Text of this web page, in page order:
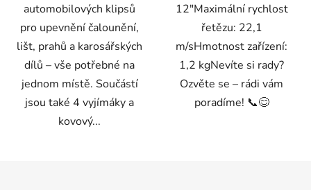
automobilových klipsů
pro upevnění čalounění,
lišt, prahů a karosářských
dílů – vše potřebné na
jednom místě. Součástí
jsou také 4 vyjímáky a
kovový...
12"Maximální rychlost
řetězu: 22,1
m/sHmotnost zařízení:
1,2 kgNevíte si rady?
Ozvěte se – rádi vám
poradíme! 📞😊